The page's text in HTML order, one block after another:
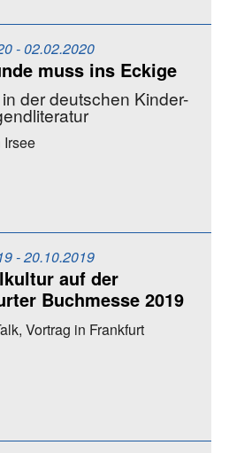
- 02.02.2020
muss ins Eckige
der deutschen Kinder-
Irsee
- 20.10.2019
auf der
Buchmesse 2019
Vortrag in Frankfurt